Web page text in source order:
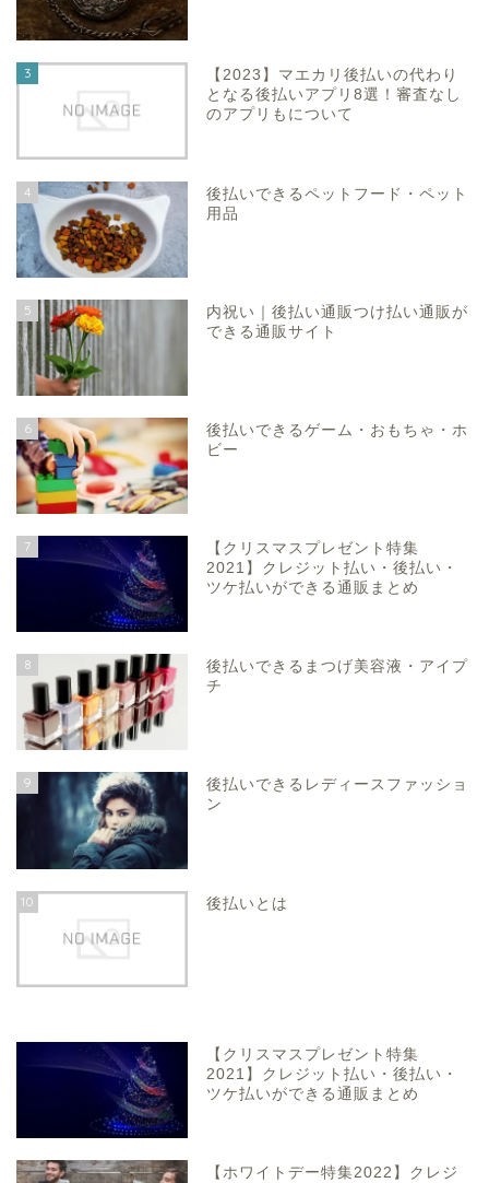
3
【2023】マエカリ後払いの代わり
となる後払いアプリ8選！審査なし
のアプリもについて
4
後払いできるペットフード・ペット
用品
5
内祝い｜後払い通販つけ払い通販が
できる通販サイト
6
後払いできるゲーム・おもちゃ・ホ
ビー
7
【クリスマスプレゼント特集
2021】クレジット払い・後払い・
ツケ払いができる通販まとめ
8
後払いできるまつげ美容液・アイプ
チ
9
後払いできるレディースファッショ
ン
10 後払いとは
【クリスマスプレゼント特集
2021】クレジット払い・後払い・
ツケ払いができる通販まとめ
【ホワイトデー特集2022】クレジ